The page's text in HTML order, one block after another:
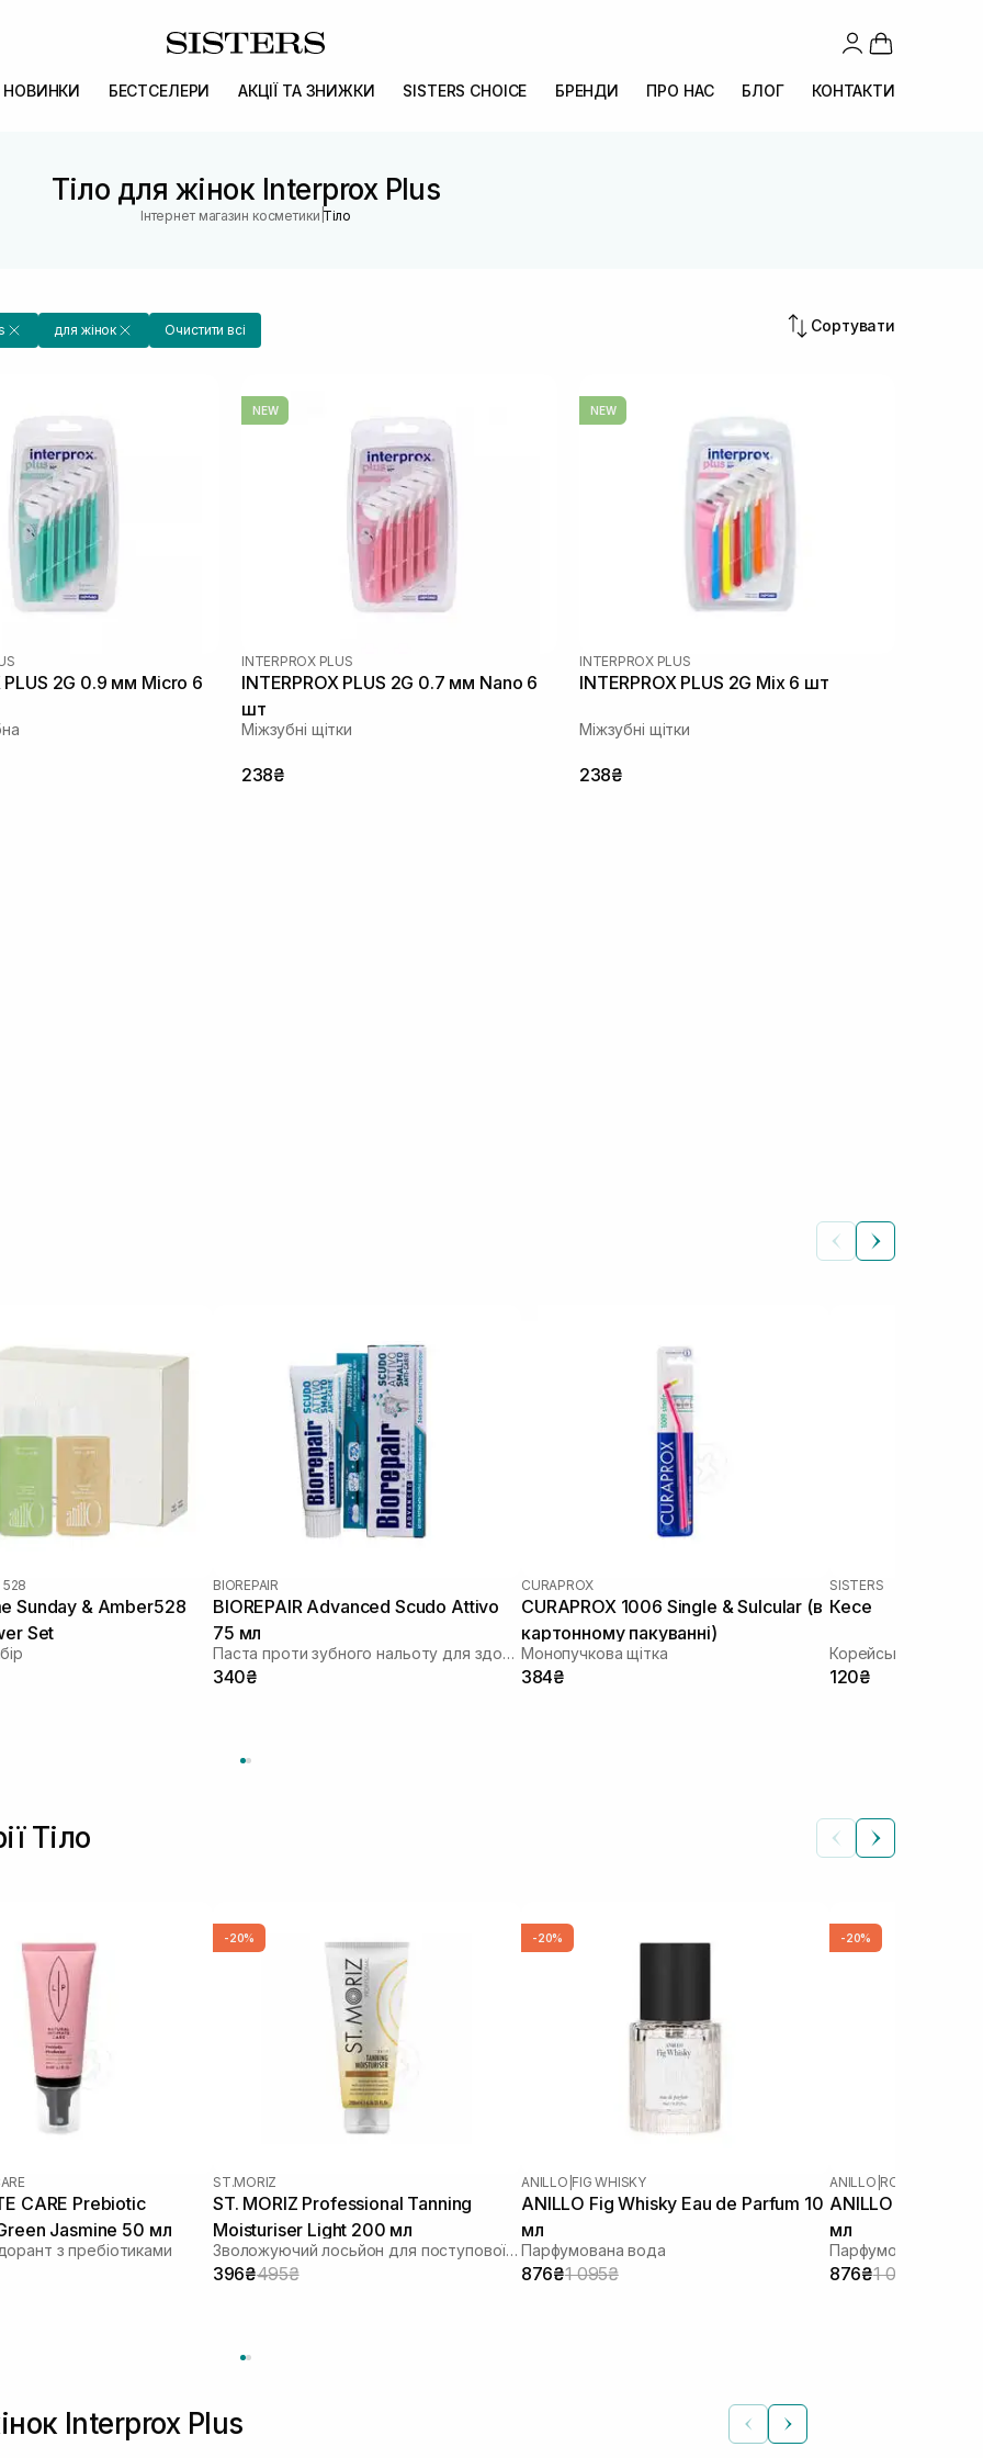
НОВИНКИ БЕСТСЕЛЕРИ АКЦІЇ ТА ЗНИЖКИ SISTERS CHOICE БРЕНДИ ПРО НАС БЛОГ КОНТАКТИ
Тіло для жінок Interprox Plus
Інтернет магазин косметики |Тіло
для жінок Очистити всі Сортувати
PLUS 2G 0.9 мм Micro 6
NEW
INTERPROX PLUS
INTERPROX PLUS 2G 0.7 мм Nano 6
шт
Міжзубні щітки
238₴
NEW
INTERPROX PLUS
INTERPROX PLUS 2G Mix 6 шт
Міжзубні щітки
238₴
528
Sunday & Amber528
Set
BIOREPAIR
BIOREPAIR Advanced Scudo Attivo
75 мл
Паста проти зубного нальоту для здорових ясен
340₴
CURAPROX
CURAPROX 1006 Single & Sulcular (в
картонному пакуванні)
Монопучкова щітка
384₴
SISTERS
Кесе
Корейська масажна
120₴
Тіло
CARE Prebiotic
Jasmine 50 мл
з пребіотиками
-20%
ST.MORIZ
ST. MORIZ Professional Tanning
Moisturiser Light 200 мл
Зволожуючий лосьйон для поступової засмаги
396₴495₴
-20%
ANILLO FIG WHISKY
ANILLO Fig Whisky Eau de Parfum 10
мл
Парфумована вода
876₴1 095₴
-20%
ANILLO ROSY NIGHT
ANILLO Rosy
мл
Парфумована вода
876₴1 095₴
Interprox Plus